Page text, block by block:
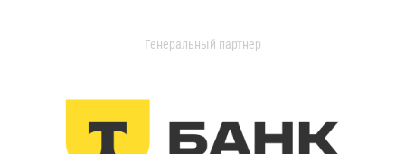
Генеральный партнер